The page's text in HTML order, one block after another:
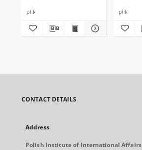
plik plik
CONTACT DETAILS
Address
Polish Institute of International Affairs